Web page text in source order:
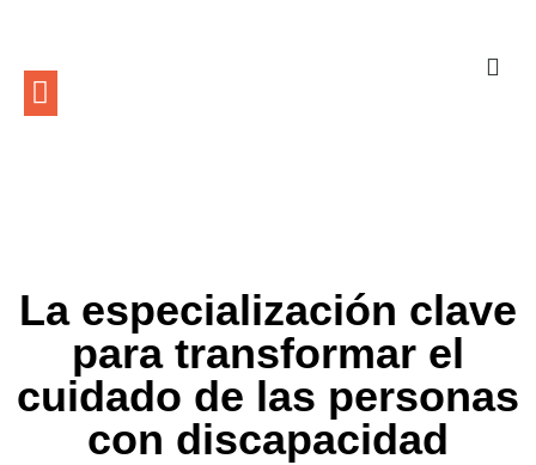
La especialización clave
para transformar el
cuidado de las personas
con discapacidad